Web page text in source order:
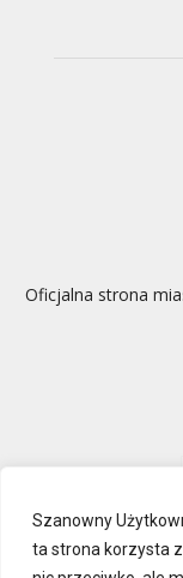
Szanowny
ta strona korzysta
Oficjalna strona
Ochrona danych